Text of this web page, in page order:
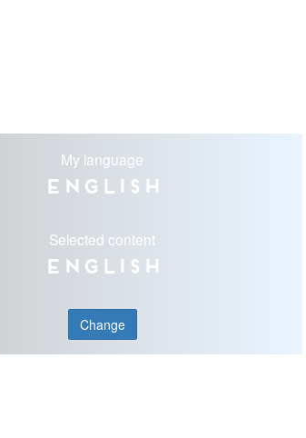
My language
English
Selected content
English
Change